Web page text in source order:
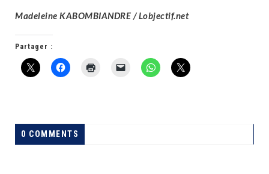
Madeleine KABOMBIANDRE / Lobjectif.net
Partager :
0 COMMENTS